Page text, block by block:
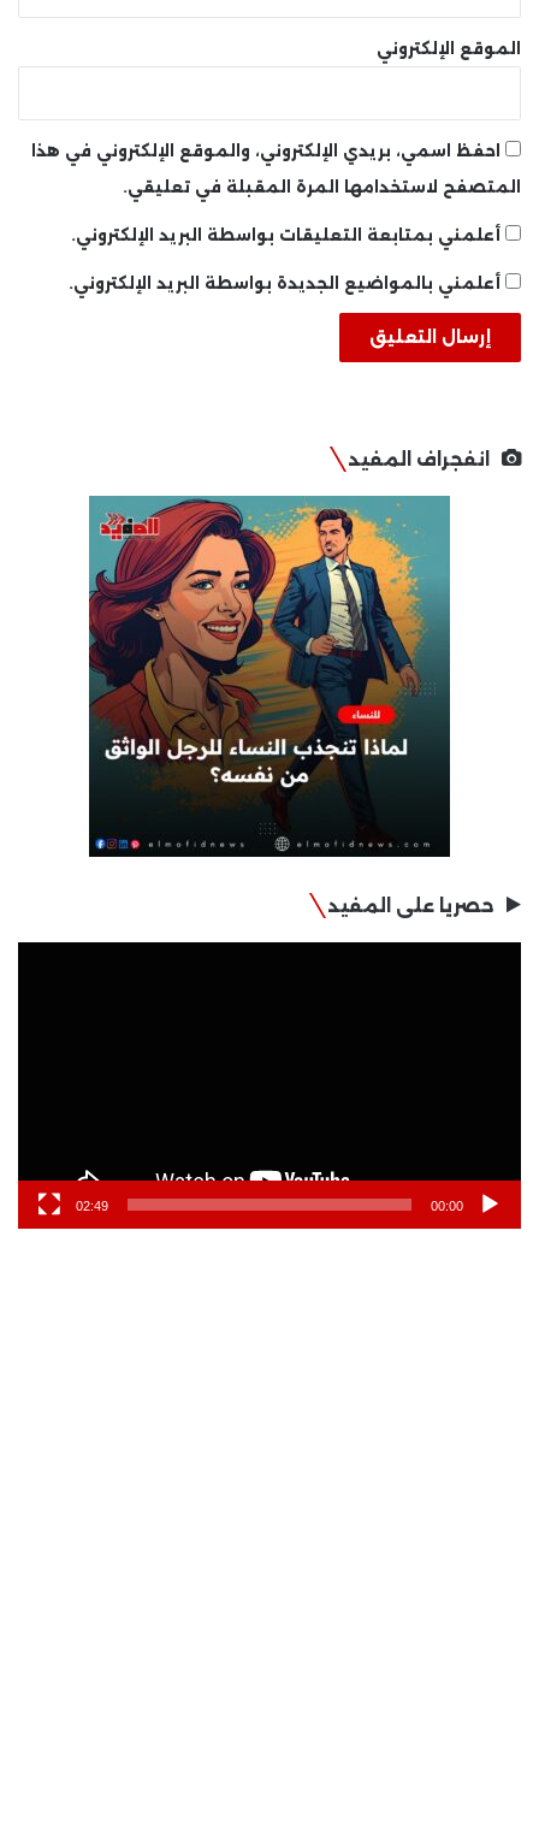
الموقع الإلكتروني
احفظ اسمي، بريدي الإلكتروني، والموقع الإلكتروني في هذا
المتصفح لاستخدامها المرة المقبلة في تعليقي.
أعلمني بمتابعة التعليقات بواسطة البريد الإلكتروني.
أعلمني بالمواضيع الجديدة بواسطة البريد الإلكتروني.
انفجراف المفيد
حصريا على المفيد
00:00
02:49